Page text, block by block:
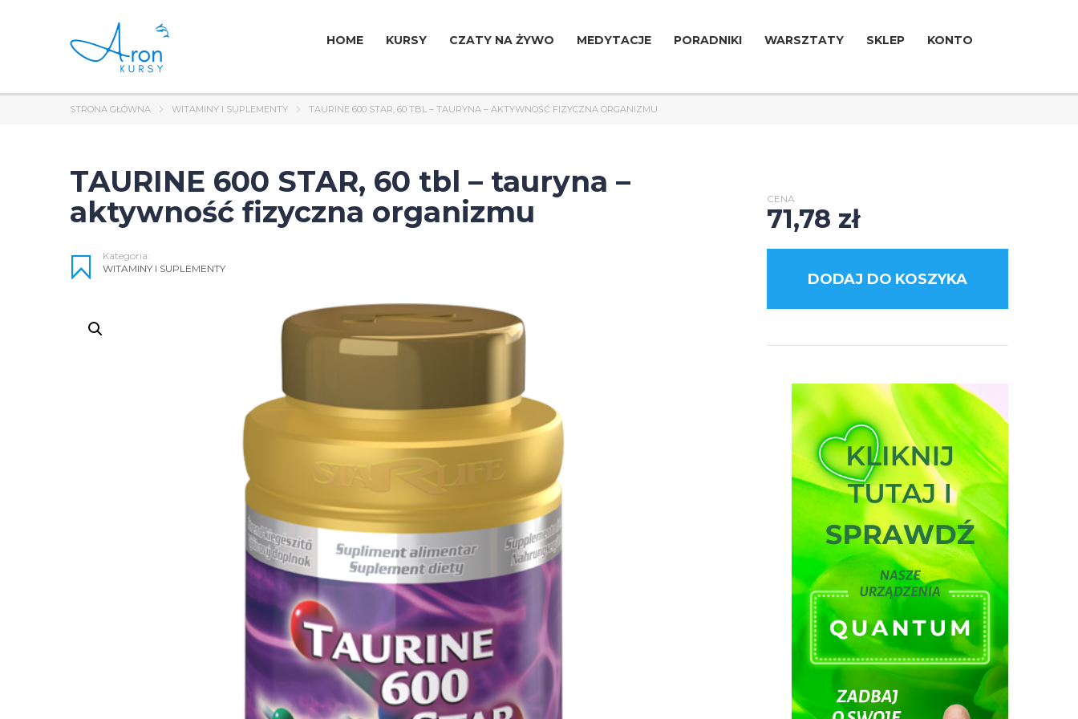
HOME KURSY CZATY NA ŻYWO MEDYTACJE PORADNIKI WARSZTATY SKLEP KONTO
STRONA GŁÓWNA WITAMINY I SUPLEMENTY TAURINE 600 STAR, 60 TBL – TAURYNA – AKTYWNOŚĆ FIZYCZNA ORGANIZMU
TAURINE 600 STAR, 60 tbl – tauryna –
aktywność fizyczna organizmu
Kategoria:
WITAMINY I SUPLEMENTY
CENA
71,78 zł
DODAJ DO KOSZYKA